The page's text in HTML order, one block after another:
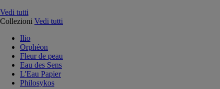
Vedi tutti
Collezioni Vedi tutti
Ilio
Orphéon
Fleur de peau
Eau des Sens
L'Eau Papier
Philosykos